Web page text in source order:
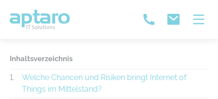
Inhaltsverzeichnis
Welche Chancen und Risiken bringt Internet of
Things im Mittelstand?